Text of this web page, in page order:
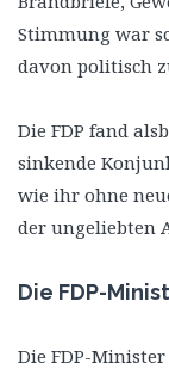
Stimmung war
davon politisch
Die FDP fand
sinkende
wie ihr ohne
der ungeliebten
Die FDP-
Die FDP-